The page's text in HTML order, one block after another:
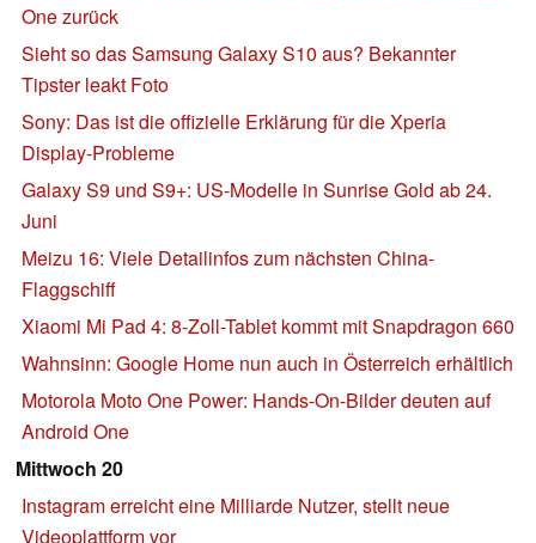
One zurück
Sieht so das Samsung Galaxy S10 aus? Bekannter
Tipster leakt Foto
Sony: Das ist die offizielle Erklärung für die Xperia
Display-Probleme
Galaxy S9 und S9+: US-Modelle in Sunrise Gold ab 24.
Juni
Meizu 16: Viele Detailinfos zum nächsten China-
Flaggschiff
Xiaomi Mi Pad 4: 8-Zoll-Tablet kommt mit Snapdragon 660
Wahnsinn: Google Home nun auch in Österreich erhältlich
Motorola Moto One Power: Hands-On-Bilder deuten auf
Android One
Mittwoch 20
Instagram erreicht eine Milliarde Nutzer, stellt neue
Videoplattform vor